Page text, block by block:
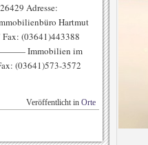
Adresse:
Hartmut
(03641)443388
Immobilien im
(03641)573-3572
Veröffentlicht in Orte